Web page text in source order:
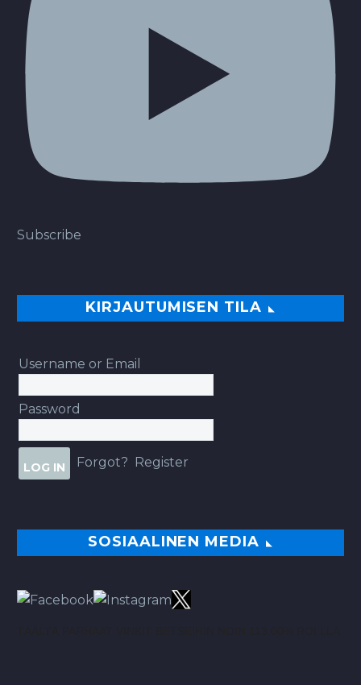
Subscribe
KIRJAUTUMISEN TILA
Username or Email
Password
Forgot? Register
SOSIAALINEN MEDIA